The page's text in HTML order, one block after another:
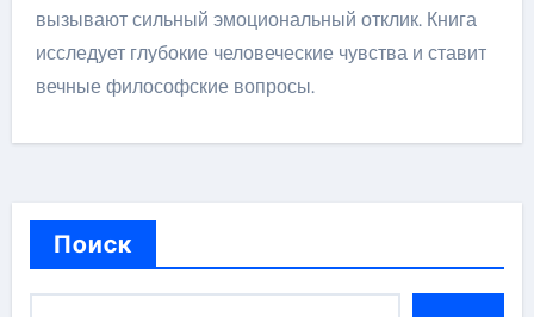
вызывают сильный эмоциональный отклик. Книга
исследует глубокие человеческие чувства и ставит
вечные философские вопросы.
Поиск